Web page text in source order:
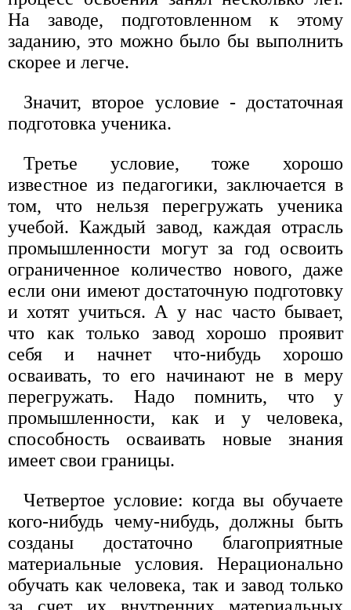
На заводе, подготовленном к этому
заданию, это можно было бы выполнить
скорее и легче.
Значит, второе условие - достаточная
подготовка ученика.
Третье условие, тоже хорошо
известное из педагогики, заключается в
том, что нельзя перегружать ученика
учебой. Каждый завод, каждая отрасль
промышленности могут за год освоить
ограниченное количество нового, даже
если они имеют достаточную подготовку
и хотят учиться. А у нас часто бывает,
что как только завод хорошо проявит
себя и начнет что-нибудь хорошо
осваивать, то его начинают не в меру
перегружать. Надо помнить, что у
промышленности, как и у человека,
способность осваивать новые знания
имеет свои границы.
Четвертое условие: когда вы обучаете
кого-нибудь чему-нибудь, должны быть
созданы достаточно благоприятные
материальные условия. Нерационально
обучать как человека, так и завод только
за счет их внутренних материальных